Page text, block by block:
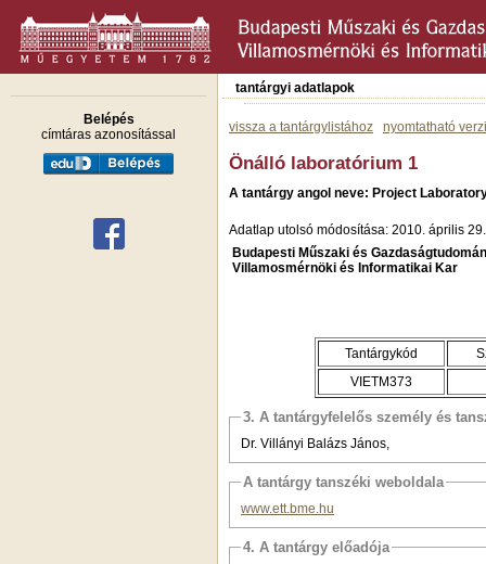
Belépés
címtáras azonosítással
tantárgyi adatlapok
vissza a tantárgylistához nyomtatható
Önálló laboratórium 1
A tantárgy angol neve: Project
Adatlap utolsó módosítása: 2010. április 29.
Budapesti Műszaki és
Villamosmérnöki és Informatikai Kar
Tantárgykód
VIETM373
3. A tantárgyfelelős személy és
Dr. Villányi Balázs János,
A tantárgy tanszéki weboldala
www.ett.bme.hu
4. A tantárgy előadója